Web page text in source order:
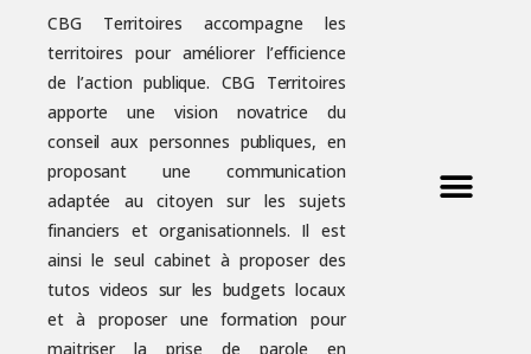
CBG Territoires accompagne les
territoires pour améliorer l’efficience
de l’action publique. CBG Territoires
apporte une vision novatrice du
conseil aux personnes publiques, en
proposant une communication
adaptée au citoyen sur les sujets
financiers et organisationnels. Il est
ainsi le seul cabinet à proposer des
tutos videos sur les budgets locaux
et à proposer une formation pour
maitriser la prise de parole en